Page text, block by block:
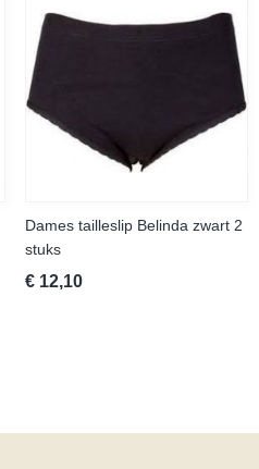
Dames tailleslip Belinda zwart 2
stuks
€ 12,10